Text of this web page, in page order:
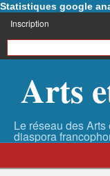
Statistiques google
Inscription
Arts